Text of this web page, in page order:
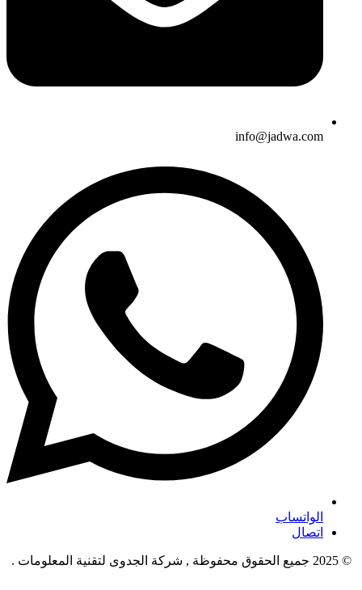
info@jadwa.com
الواتساب
اتصال
© 2025 جميع الحقوق محفوظة , شركة الجدوى لتقنية المعلومات .